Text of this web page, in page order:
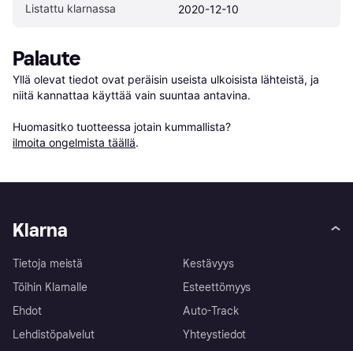
Listattu klarnassa 2020-12-10
Palaute
Yllä olevat tiedot ovat peräisin useista ulkoisista lähteistä, ja
niitä kannattaa käyttää vain suuntaa antavina.
Huomasitko tuotteessa jotain kummallista?
ilmoita ongelmista täällä.
Klarna
Tietoja meistä
Töihin Klarnalle
Ehdot
Lehdistöpalvelut
Kestävyys
Esteettömyys
Auto-Track
Yhteystiedot